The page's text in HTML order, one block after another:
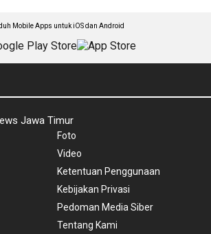
Mobile Apps untuk iOS dan Android
Jawa Timur
Foto
Video
Ketentuan Penggunaan
Kebijakan Privasi
Pedoman Media Siber
Tentang Kami